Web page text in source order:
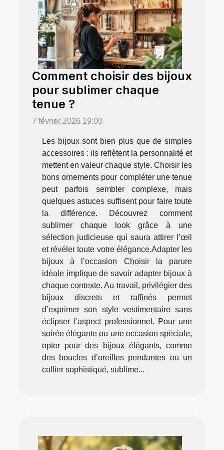
Comment choisir des bijoux
pour sublimer chaque
tenue ?
7 février 2026 19:00
Les bijoux sont bien plus que de simples
accessoires : ils reflètent la personnalité et
mettent en valeur chaque style. Choisir les
bons ornements pour compléter une tenue
peut parfois sembler complexe, mais
quelques astuces suffisent pour faire toute
la différence. Découvrez comment
sublimer chaque look grâce à une
sélection judicieuse qui saura attirer l’œil
et révéler toute votre élégance.Adapter les
bijoux à l’occasion Choisir la parure
idéale implique de savoir adapter bijoux à
chaque contexte. Au travail, privilégier des
bijoux discrets et raffinés permet
d’exprimer son style vestimentaire sans
éclipser l’aspect professionnel. Pour une
soirée élégante ou une occasion spéciale,
opter pour des bijoux élégants, comme
des boucles d’oreilles pendantes ou un
collier sophistiqué, sublime...